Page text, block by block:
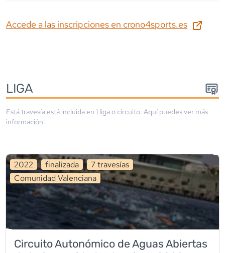
Accede a las inscripciones en crono4sports.es
LIGA
Está travesía está incluida en 1 liga o circuito. Aquí puedes ver más
información:
2022 finalizada 7travesías
Comunidad Valenciana
Circuito Autonómico de Aguas Abiertas